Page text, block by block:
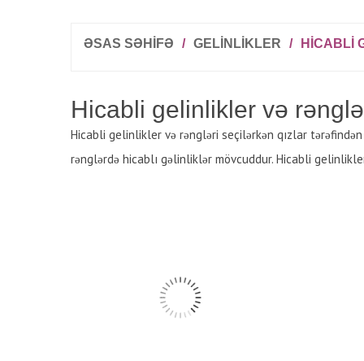
ƏSAS SƏHİFƏ / GELINLIKLER / HICABLI
Hicabli gelinlikler və
Hicabli gelinlikler və rəngləri seçilərkən qızlar
rənglərdə hicablı gəlinliklər mövcuddur. Hicabli